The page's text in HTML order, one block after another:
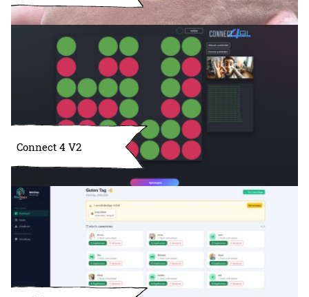
Connect 4 V2